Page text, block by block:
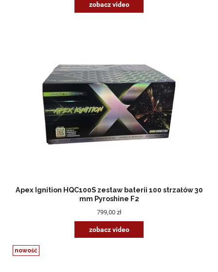
zobacz video
Apex Ignition HQC100S zestaw baterii 100 strzałów 30
mm Pyroshine F2
799,00 zł
zobacz video
nowość